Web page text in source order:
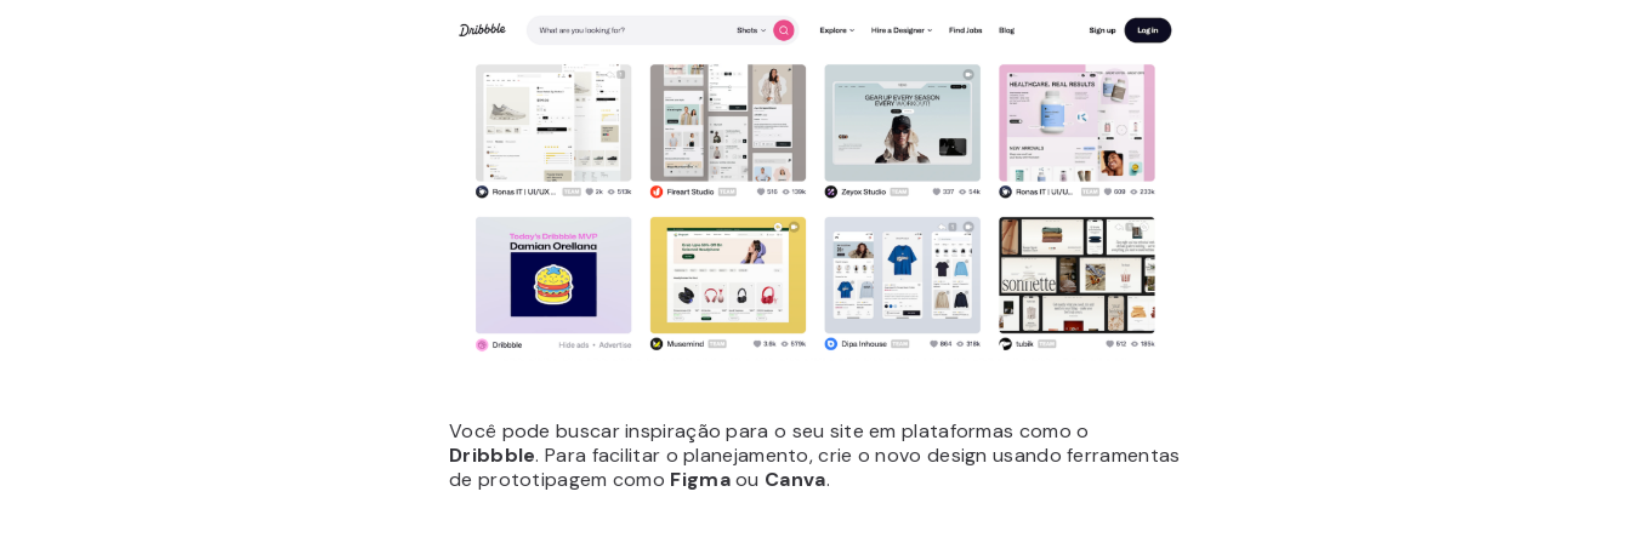
Você pode buscar inspiração para o seu site em plataformas como o
Dribbble. Para facilitar o planejamento, crie o novo design usando ferramentas
de prototipagem como Figmaou Canva.